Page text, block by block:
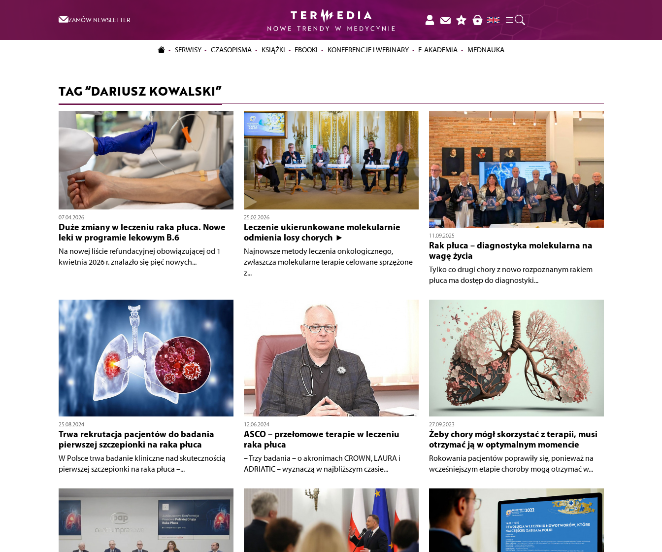
ZAMÓW NEWSLETTER
SERWISY CZASOPISMA KSIĄŻKI EBOOKI KONFERENCJE I WEBINARY E-AKADEMIA MEDNAUKA
TAG “DARIUSZ KOWALSKI”
07.04.2026
Duże zmiany w leczeniu raka płuca. Nowe
leki w programie lekowym B.6
Na nowej liście refundacyjnej obowiązującej od 1
kwietnia 2026 r. znalazło się pięć nowych...
25.02.2026
Leczenie ukierunkowane molekularnie
odmienia losy chorych ►
Najnowsze metody leczenia onkologicznego,
zwłaszcza molekularne terapie celowane sprzężone
z...
11.09.2025
Rak płuca – diagnostyka molekularna na
wagę życia
Tylko co drugi chory z nowo rozpoznanym rakiem
płuca ma dostęp do diagnostyki...
25.08.2024
Trwa rekrutacja pacjentów do badania
pierwszej szczepionki na raka płuca
W Polsce trwa badanie kliniczne nad skutecznością
pierwszej szczepionki na raka płuca –...
12.06.2024
ASCO – przełomowe terapie w leczeniu
raka płuca
– Trzy badania – o akronimach CROWN, LAURA i
ADRIATIC – wyznaczą w najbliższym czasie...
27.09.2023
Żeby chory mógł skorzystać z terapii, musi
otrzymać ją w optymalnym momencie
Rokowania pacjentów poprawiły się, ponieważ na
wcześniejszym etapie choroby mogą otrzymać w...